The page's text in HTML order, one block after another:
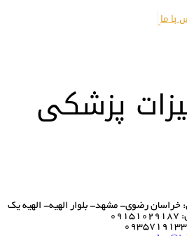
با ما
پزشکی
رضوی- مشهد- بلوار الهیه- الهیه یک